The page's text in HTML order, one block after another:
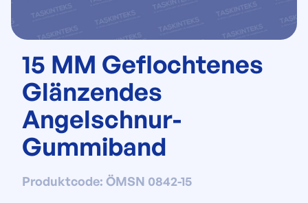
15 MM Geflochtenes
Glänzendes
Angelschnur-
Gummiband
Produktcode: ÖMSN 0842-15